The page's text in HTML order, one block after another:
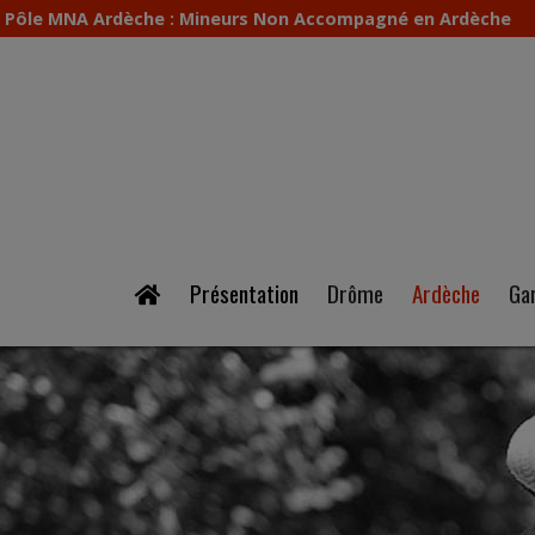
Pôle MNA Ardèche : Mineurs Non Accompagné en Ardèche
Présentation Drôme Ardèche